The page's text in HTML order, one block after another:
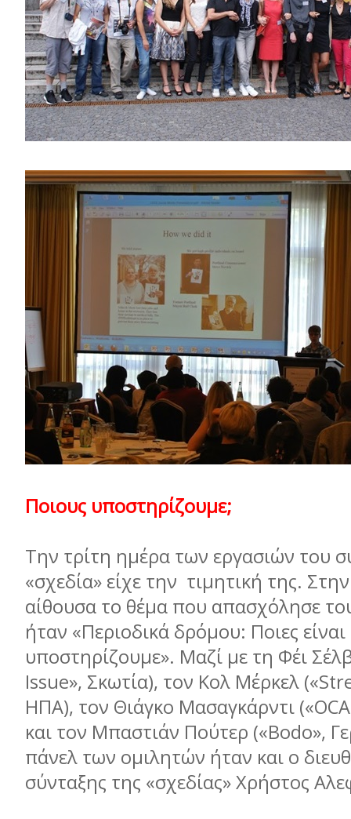
Ποιους υποστηρίζουμε;
Την τρίτη ημέρα των εργασιών του
«σχεδία» είχε την τιμητική της.
αίθουσα το θέμα που απασχόλησε
ήταν «Περιοδικά δρόμου: Ποιες
υποστηρίζουμε». Μαζί με τη Φέι
Issue», Σκωτία), τον Κολ Μέρκελ
ΗΠΑ), τον Θιάγκο Μασαγκάρντι
και τον Μπαστιάν Πούτερ («Bodo»,
πάνελ των ομιλητών ήταν και ο
σύνταξης της «σχεδίας» Χρήστος